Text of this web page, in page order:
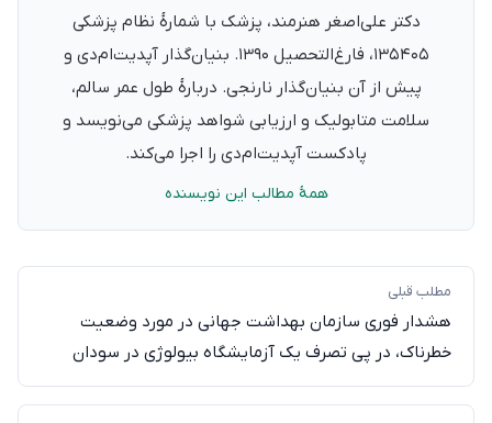
دکتر علی‌اصغر هنرمند، پزشک با شمارهٔ نظام پزشکی
۱۳۵۴۰۵، فارغ‌التحصیل ۱۳۹۰. بنیان‌گذار آپدیت‌ام‌دی و
پیش از آن بنیان‌گذار نارنجی. دربارهٔ طول عمر سالم،
سلامت متابولیک و ارزیابی شواهد پزشکی می‌نویسد و
پادکست آپدیت‌ام‌دی را اجرا می‌کند.
همهٔ مطالب این نویسنده
مطلب قبلی
هشدار فوری سازمان بهداشت جهانی در مورد وضعیت
خطرناک، در پی تصرف یک آزمایشگاه بیولوژی در سودان